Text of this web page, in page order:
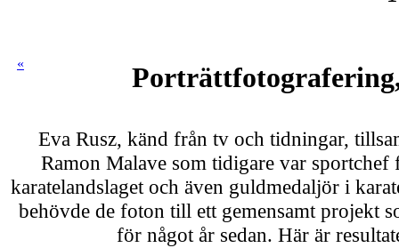
«
Eva Rusz, känd från tv och tidningar,
Ramon Malave som tidigare var sportchef
karatelandslaget och även guldmedaljör i
behövde de foton till ett gemensamt projekt
för något år sedan. Här är